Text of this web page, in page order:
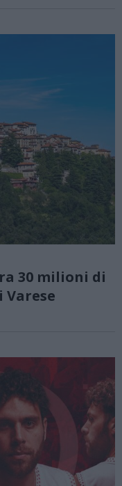
30 milioni di
Varese